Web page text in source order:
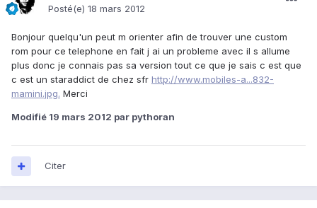
Posté(e) 18 mars 2012
Bonjour quelqu'un peut m orienter afin de trouver une custom
rom pour ce telephone en fait j ai un probleme avec il s allume
plus donc je connais pas sa version tout ce que je sais c est que
c est un staraddict de chez sfr http://www.mobiles-a...832-
mamini.jpg. Merci
Modifié 19 mars 2012 par pythoran
Citer